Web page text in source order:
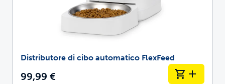
Distributore di cibo automatico FlexFeed
99,99 €